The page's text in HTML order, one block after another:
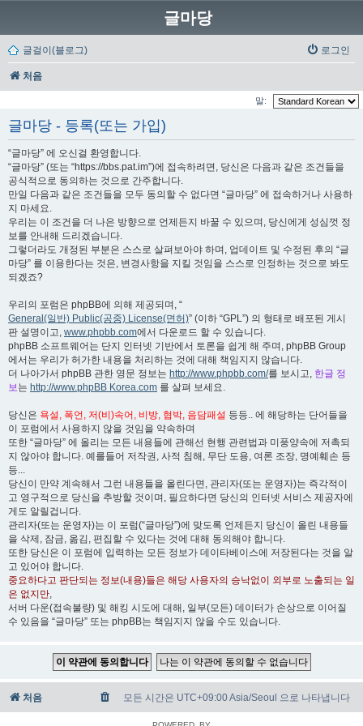
글마당
글걸이(블로그) 로그인
처음
말:
글마당 - 등록(또는 가입)
“글마당” 에 오신걸 환영합니다.
“글마당” (또는 “https://bbs.pat.im”)에 접속하려면, 당신은 다음과 같은 조건들을
공식적으로 동의하는 것으로 간주합니다.
만일 다음과 같은 조건들을 모두 동의할 수 없다면 “글마당” 에 접속하거나 사용하
지 마세요.
우리는 이 조건을 더 나은 방향으로 언제든지 바꿀 수 있으며, 당신에게 성심껏 정
보를 안내해 드리겠습니다.
그렇더라도 개정된 부분은 스스로 살펴보아야 하며, 업데이트 및 수정된 후의 “글
마당” 를 이용한다는 것은, 변경사항을 지킬 것임을 스스로 인정하는 것으로 봐도
되겠죠?
우리의 포럼은 phpBB에 의해 제공되며, “
General(일반) Public(공중) License(면허)” (이하 “GPL”) 의 형태로 배포된 게시
판 설명이고, www.phpbb.com에서 다운로드 할 수 있습니다.
phpBB 소프트웨어는 단지 인터넷 기반에서 토론을 쉽게 해 주며, phpBB Group
에서는 우리가 허가한 내용을 처리하는 것에 대해 책임지지 않습니다.
더 나아가서 phpBB 관한 영문 정보는 http://www.phpbb.com/를 보시고, 한글 정
보는 http://www.phpBB Korea.com 를 살펴 보세요.
당신은 욕설, 폭언, 저(비)속어, 비방, 협박, 음담패설 등등.. 에 해당하는 단어들을
이 포럼에서 사용하지 않을 것임을 약속하며
또한 “글마당” 에 올리는 모든 내용들에 관해선 현행 관련법과 미풍양속에 저촉되
지 않아야 합니다. 예를들어 저작권, 사적 침해, 무단 도용, 여론 조장, 명예훼손 등
등...
당신이 만약 계속해서 그런 내용들을 올린다면, 관리자(또는 운영자)는 즉각적이
고 영구적으로 당신을 추방할 것이며, 필요하다면 당신의 인터넷 서비스 제공자에
게도 알릴겁니다.
관리자(또는 운영자)는 이 포럼(“글마당”)에 맞도록 언제든지 당신이 올린 내용들
을 삭제, 잠금, 옮김, 편집할 수 있다는 것에 대해 동의해야 합니다.
또한 당신은 이 포럼에 입력하는 모든 정보가 데이타베이스에 저장된다는 것을 알
고 있어야 합니다.
중요하다고 판단되는 정보(내용)들은 해당 사용자의 승낙없이 외부로 노출되는 일
은 없지만,
서버 다운(접속불량) 및 해킹 시도에 대해, 일부(모든) 데이터가 손상으로 이어질
수 있음을 “글마당” 또는 phpBB는 책임지지 않을 수도 있습니다.
처음 모든 시간은 UTC+09:00 Asia/Seoul 으로 나타냅니다